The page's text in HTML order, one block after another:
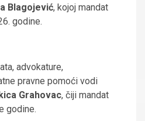
Blagojević, kojoj mandat
godine.
advokature,
pravne pomoći vodi
Grahovac, čiji mandat
godine.